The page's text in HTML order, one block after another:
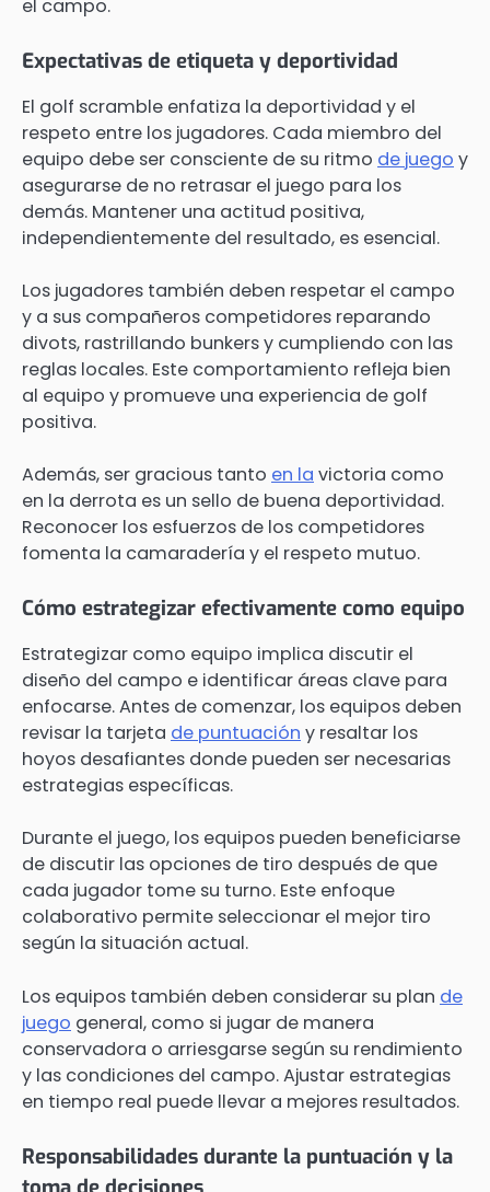
el campo.
Expectativas de etiqueta y deportividad
El golf scramble enfatiza la deportividad y el
respeto entre los jugadores. Cada miembro del
equipo debe ser consciente de su ritmo de juego y
asegurarse de no retrasar el juego para los
demás. Mantener una actitud positiva,
independientemente del resultado, es esencial.
Los jugadores también deben respetar el campo
y a sus compañeros competidores reparando
divots, rastrillando bunkers y cumpliendo con las
reglas locales. Este comportamiento refleja bien
al equipo y promueve una experiencia de golf
positiva.
Además, ser gracious tanto en la victoria como
en la derrota es un sello de buena deportividad.
Reconocer los esfuerzos de los competidores
fomenta la camaradería y el respeto mutuo.
Cómo estrategizar efectivamente como equipo
Estrategizar como equipo implica discutir el
diseño del campo e identificar áreas clave para
enfocarse. Antes de comenzar, los equipos deben
revisar la tarjeta de puntuación y resaltar los
hoyos desafiantes donde pueden ser necesarias
estrategias específicas.
Durante el juego, los equipos pueden beneficiarse
de discutir las opciones de tiro después de que
cada jugador tome su turno. Este enfoque
colaborativo permite seleccionar el mejor tiro
según la situación actual.
Los equipos también deben considerar su plan de
juego general, como si jugar de manera
conservadora o arriesgarse según su rendimiento
y las condiciones del campo. Ajustar estrategias
en tiempo real puede llevar a mejores resultados.
Responsabilidades durante la puntuación y la